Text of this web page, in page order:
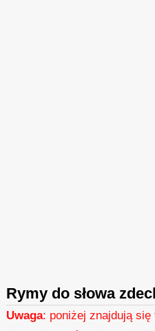
Rymy do słowa
Uwaga: poniżej znajdują się